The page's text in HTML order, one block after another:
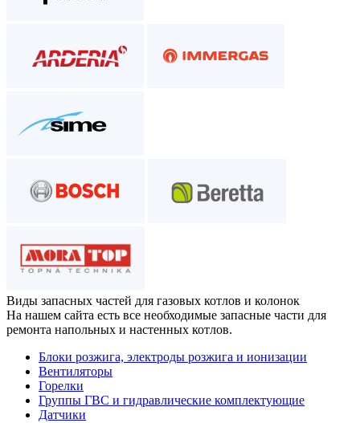
Виды запасных частей для газовых котлов и колонок
На нашем сайта есть все необходимые запасные части для
ремонта напольных и настенных котлов.
Блоки розжига, электроды розжига и ионизации
Вентиляторы
Горелки
Группы ГВС и гидравлические комплектующие
Датчики